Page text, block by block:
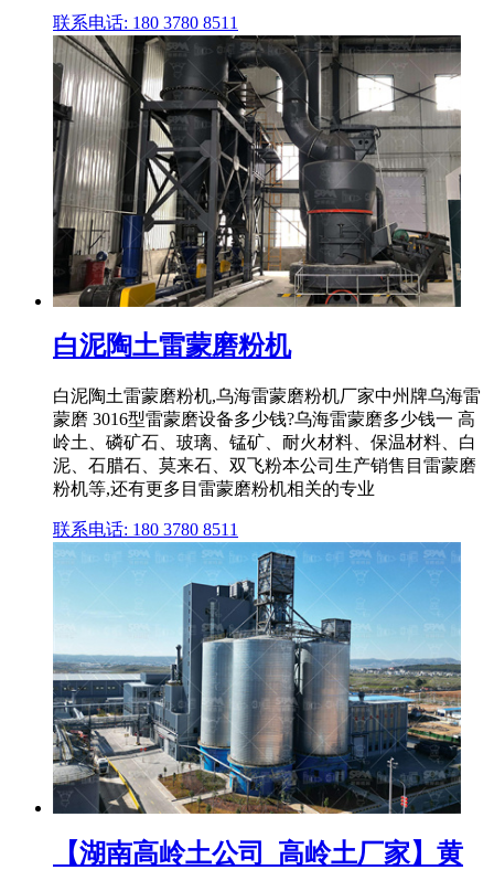
联系电话: 180 3780 8511
白泥陶土雷蒙磨粉机
白泥陶土雷蒙磨粉机,乌海雷蒙磨粉机厂家中州牌乌海雷
蒙磨 3016型雷蒙磨设备多少钱?乌海雷蒙磨多少钱一 高
岭土、磷矿石、玻璃、锰矿、耐火材料、保温材料、白
泥、石腊石、莫来石、双飞粉本公司生产销售目雷蒙磨
粉机等,还有更多目雷蒙磨粉机相关的专业
联系电话: 180 3780 8511
【湖南高岭土公司_高岭土厂家】黄